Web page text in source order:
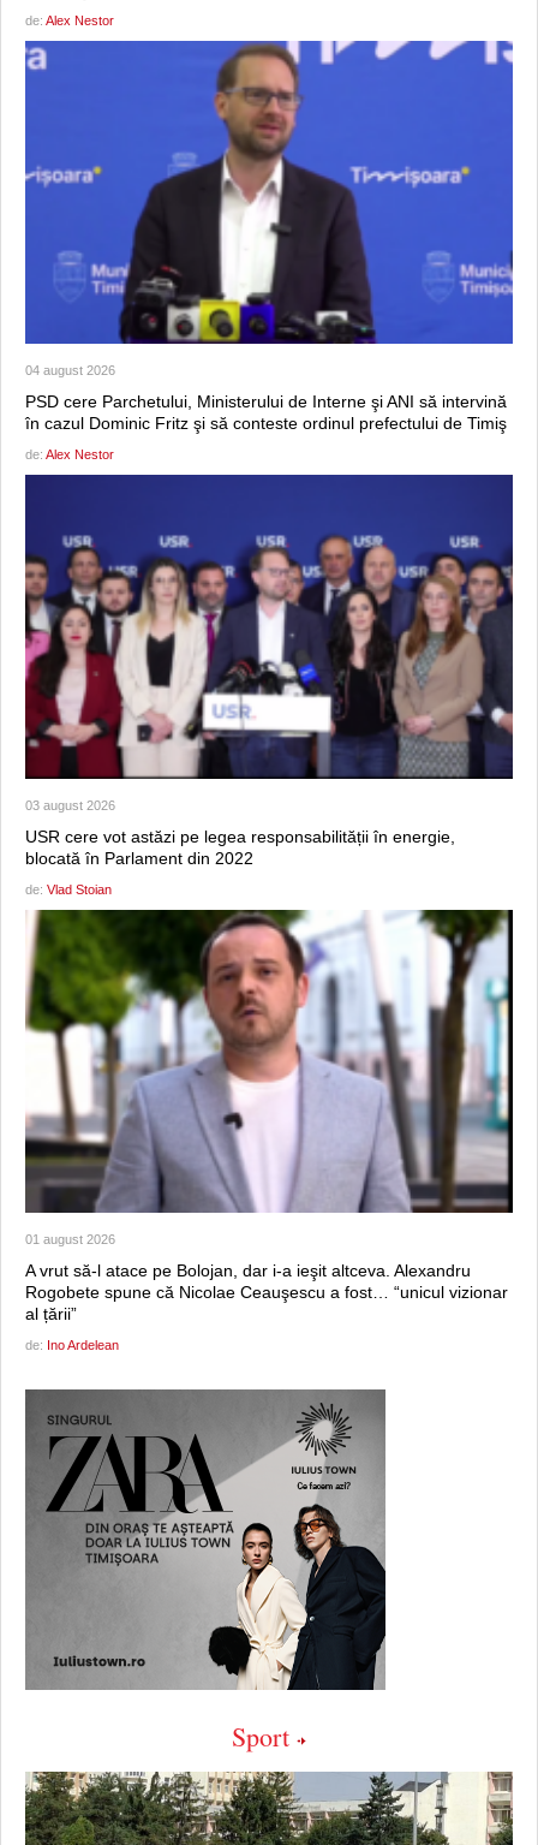
de: Alex Nestor
04 august 2026
PSD cere Parchetului, Ministerului de Interne şi ANI să intervină
în cazul Dominic Fritz şi să conteste ordinul prefectului de Timiş
de: Alex Nestor
03 august 2026
USR cere vot astăzi pe legea responsabilității în energie,
blocată în Parlament din 2022
de: Vlad Stoian
01 august 2026
A vrut să-l atace pe Bolojan, dar i-a ieşit altceva. Alexandru
Rogobete spune că Nicolae Ceauşescu a fost… “unicul vizionar
al țării”
de: Ino Ardelean
Sport